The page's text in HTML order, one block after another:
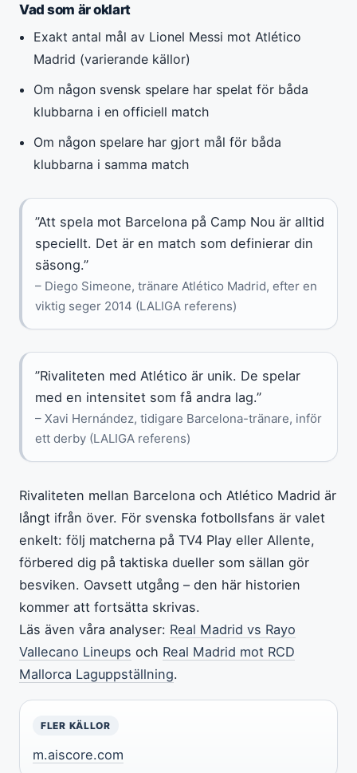
Vad som är oklart
Exakt antal mål av Lionel Messi mot Atlético
Madrid (varierande källor)
Om någon svensk spelare har spelat för båda
klubbarna i en officiell match
Om någon spelare har gjort mål för båda
klubbarna i samma match
”Att spela mot Barcelona på Camp Nou är alltid
speciellt. Det är en match som definierar din
säsong.”
– Diego Simeone, tränare Atlético Madrid, efter en
viktig seger 2014 (LALIGA referens)
”Rivaliteten med Atlético är unik. De spelar
med en intensitet som få andra lag.”
– Xavi Hernández, tidigare Barcelona-tränare, inför
ett derby (LALIGA referens)
Rivaliteten mellan Barcelona och Atlético Madrid är
långt ifrån över. För svenska fotbollsfans är valet
enkelt: följ matcherna på TV4 Play eller Allente,
förbered dig på taktiska dueller som sällan gör
besviken. Oavsett utgång – den här historien
kommer att fortsätta skrivas.
Läs även våra analyser: Real Madrid vs Rayo
Vallecano Lineups och Real Madrid mot RCD
Mallorca Laguppställning.
FLER KÄLLOR
m.aiscore.com